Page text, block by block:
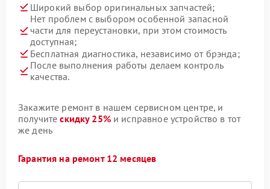
Широкий выбор оригинальных запчастей;
Нет проблем с выбором особенной запасной
части для переустановки, при этом стоимость
доступная;
Бесплатная диагностика, независимо от брэнда;
После выполнения работы делаем контроль
качества.
Закажите ремонт в нашем сервисном центре, и
получитескидку 25%и исправное устройство в тот
же день
Гарантия на ремонт 12 месяцев